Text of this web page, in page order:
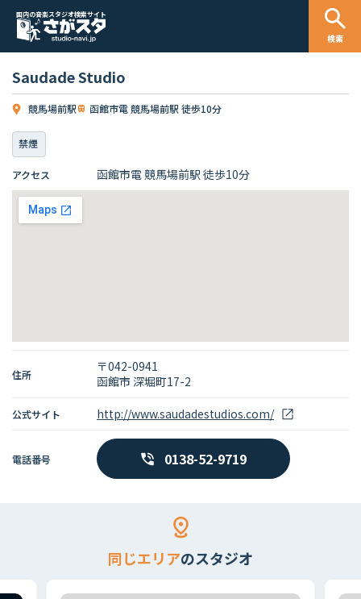
国内の音楽スタジオ検索サイト
検索
Saudade Studio
競馬場前駅 函館市電 競馬場前駅 徒歩10分
禁煙
アクセス 函館市電 競馬場前駅 徒歩10分
住所
〒042-0941
函館市 深堀町17-2
公式サイト http://www.saudadestudios.com/
電話番号 0138-52-9719
同じエリアのスタジオ